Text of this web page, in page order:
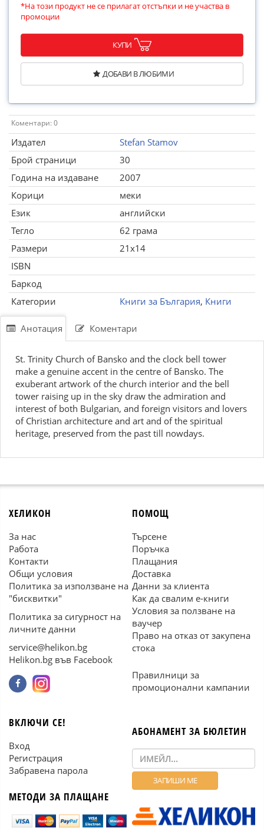
*На този продукт не се прилагат отстъпки и не участва в
промоции
КУПИ
ДОБАВИ В ЛЮБИМИ
Коментари: 0
Издател
Stefan Stamov
Брой страници
30
Година на издаване
2007
Корици
меки
Език
английски
Тегло
62 грама
Размери
21x14
ISBN
Баркод
Категории
Книги за България, Книги
Анотация Коментари
St. Trinity Church of Bansko and the clock bell tower
make a genuine accent in the centre of Bansko. The
exuberant artwork of the church interior and the bell
tower raising up in the sky draw the admiration and
interest of both Bulgarian, and foreign visitors and lovers
of Christian architecture and art and of the spiritual
heritage, preserved from the past till nowdays.
ХЕЛИКОН
За нас
Работа
Контакти
Общи условия
Политика за използване на
"бисквитки"
Политика за сигурност на
личните данни
service@helikon.bg
Helikon.bg във Facebook
ПОМОЩ
Търсене
Поръчка
Плащания
Доставка
Данни за клиента
Как да свалим е-книги
Условия за ползване на
ваучер
Право на отказ от закупена
стока
Правилници за
промоционални кампании
ВКЛЮЧИ СЕ!
Вход
Регистрация
Забравена парола
МЕТОДИ ЗА ПЛАЩАНЕ
АБОНАМЕНТ ЗА БЮЛЕТИН